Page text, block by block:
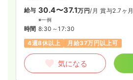
給与 30.4〜37.1万円/月 賞与2.7ヶ月
※一例
時間 8:30～17:30
4週8休以上
月給37万円以上可
気になる